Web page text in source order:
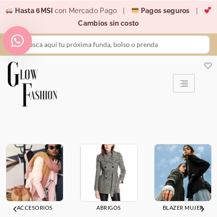
contenido
Hasta 6MSI con Mercado Pago | Pagos seguros
Cambios sin costo
Search
...
ACCESORIOS ABRIGOS BLAZER MUJER